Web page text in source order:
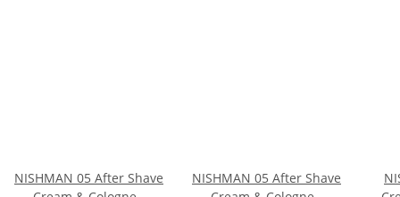
NISHMAN 05 After Shave
NISHMAN 05 After Shave